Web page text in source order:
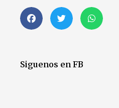
Siguenos en FB